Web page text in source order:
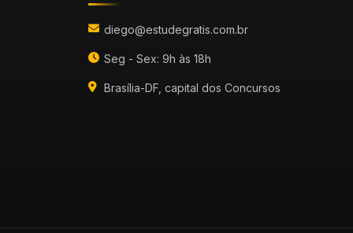
diego@estudegratis.com.br
Seg - Sex: 9h às 18h
Brasília-DF, capital dos Concursos